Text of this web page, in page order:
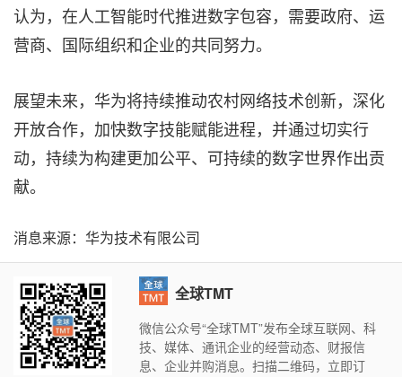
认为，在人工智能时代推进数字包容，需要政府、运
营商、国际组织和企业的共同努力。
展望未来，华为将持续推动农村网络技术创新，深化
开放合作，加快数字技能赋能进程，并通过切实行
动，持续为构建更加公平、可持续的数字世界作出贡
献。
消息来源：华为技术有限公司
全球TMT
微信公众号“全球TMT”发布全球互联网、科
技、媒体、通讯企业的经营动态、财报信
息、企业并购消息。扫描二维码，立即订